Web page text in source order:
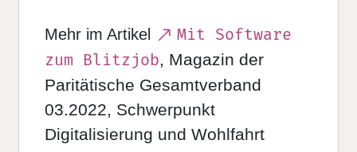
Mehr im Artikel
Mit Software
zum Blitzjob, Magazin der
Paritätische Gesamtverband
03.2022, Schwerpunkt
Digitalisierung und Wohlfahrt